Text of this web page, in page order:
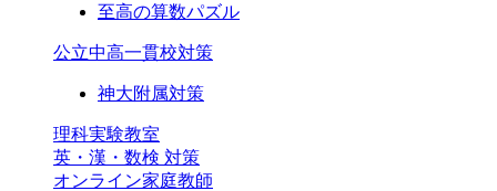
至高の算数パズル
公立中高一貫校対策
神大附属対策
理科実験教室
英・漢・数検 対策
オンライン家庭教師